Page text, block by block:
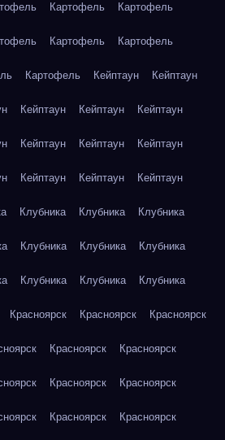
Картофель Картофель
Картофель Картофель
Картофель Кейптаун Кейптаун
Кейптаун Кейптаун Кейптаун
Кейптаун Кейптаун Кейптаун
Кейптаун Кейптаун Кейптаун
Клубника Клубника Клубника
Клубника Клубника Клубника
Клубника Клубника Клубника
Красноярск Красноярск Красноярск
Красноярск Красноярск
Красноярск Красноярск
Красноярск Красноярск